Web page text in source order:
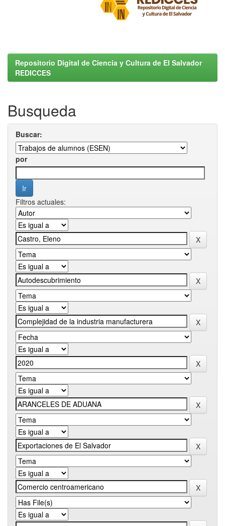
Repositorio Digital de Ciencia y Cultura de El Salvador
REDICCES
Busqueda
Buscar:
por
Filtros actuales: